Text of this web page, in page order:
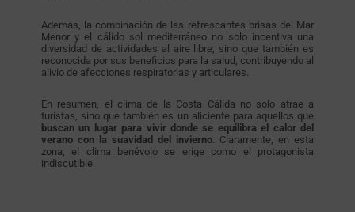
Además, la combinación de las refrescantes brisas del Mar
Menor y el cálido sol mediterráneo no solo incentiva una
diversidad de actividades al aire libre, sino que también es
reconocida por sus beneficios para la salud, contribuyendo al
alivio de afecciones respiratorias y articulares.
En resumen, el clima de la Costa Cálida no solo atrae a
turistas, sino que también es un aliciente para aquellos que
buscan un lugar para vivir donde se equilibra el calor del
verano con la suavidad del invierno. Claramente, en esta
zona, el clima benévolo se erige como el protagonista
indiscutible.